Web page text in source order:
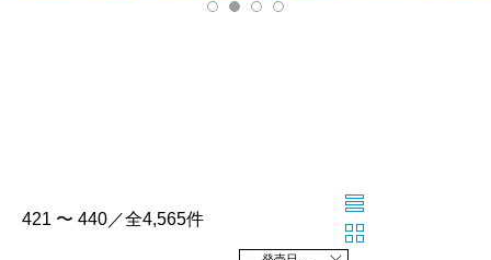
421 〜 440／全4,565件